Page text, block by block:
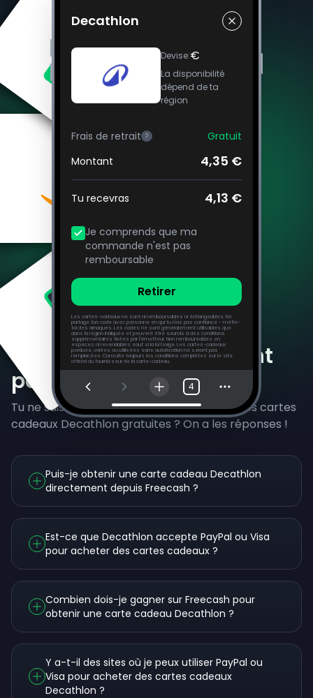
Decathlon
Devise:€
La disponibilité
dépend de ta
région
Frais de retrait ?
Gratuit
Montant
4,35 €
Tu recevras 4,13 €
Je comprends que ma
commande n'est pas
remboursable
Retirer
Les cartes-cadeaux ne sont ni remboursables ni échangeables. Ne
partage ton code avec personne en qui tu n'as pas confiance - méfie-
toi des arnaques. Les codes ne sont généralement utilisables que
dans la région indiquée et peuvent être soumis à des conditions
supplémentaires fixées par l'émetteur. Non remboursables en
espèces ni revendables sauf si la loi l'exige. Les cartes-cadeaux
perdues, volées ou utilisées sans autorisation ne seront pas
remplacées. Consulte toujours les conditions complètes sur le site
officiel du fournisseur de la carte-cadeau.
4
Questions fréquemment
posées
Tu ne sais toujours pas comment gagner des cartes
cadeaux Decathlon gratuites ? On a les réponses !
Puis-je obtenir une carte cadeau Decathlon
directement depuis Freecash ?
Est-ce que Decathlon accepte PayPal ou Visa
pour acheter des cartes cadeaux ?
Combien dois-je gagner sur Freecash pour
obtenir une carte cadeau Decathlon ?
Y a-t-il des sites où je peux utiliser PayPal ou
Visa pour acheter des cartes cadeaux
Decathlon ?